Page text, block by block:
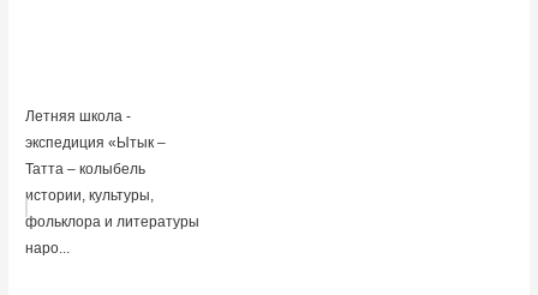
Летняя школа -
экспедиция «Ытык –
Татта – колыбель
истории, культуры,
фольклора и литературы
наро...